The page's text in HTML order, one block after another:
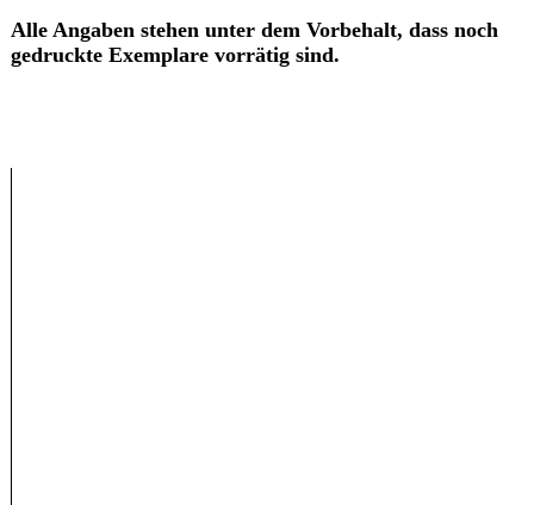
Alle Angaben stehen unter dem Vorbehalt, dass noch
gedruckte Exemplare vorrätig sind.